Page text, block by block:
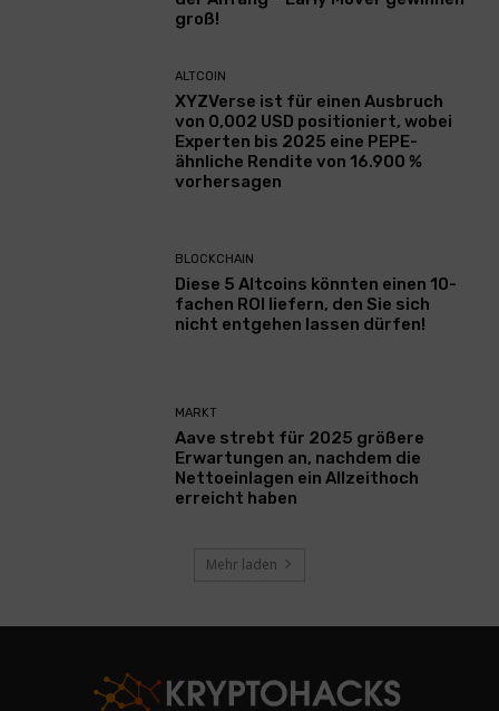
groß!
ALTCOIN
XYZVerse ist für einen Ausbruch
von 0,002 USD positioniert, wobei
Experten bis 2025 eine PEPE-
ähnliche Rendite von 16.900 %
vorhersagen
BLOCKCHAIN
Diese 5 Altcoins könnten einen 10-
fachen ROI liefern, den Sie sich
nicht entgehen lassen dürfen!
MARKT
Aave strebt für 2025 größere
Erwartungen an, nachdem die
Nettoeinlagen ein Allzeithoch
erreicht haben
Mehr laden